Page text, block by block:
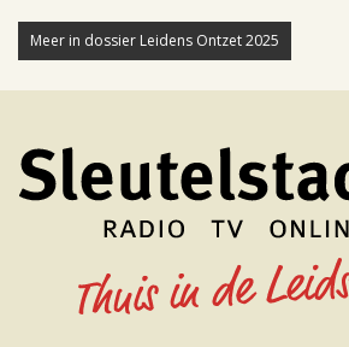
Meer in dossier Leidens Ontzet 2025